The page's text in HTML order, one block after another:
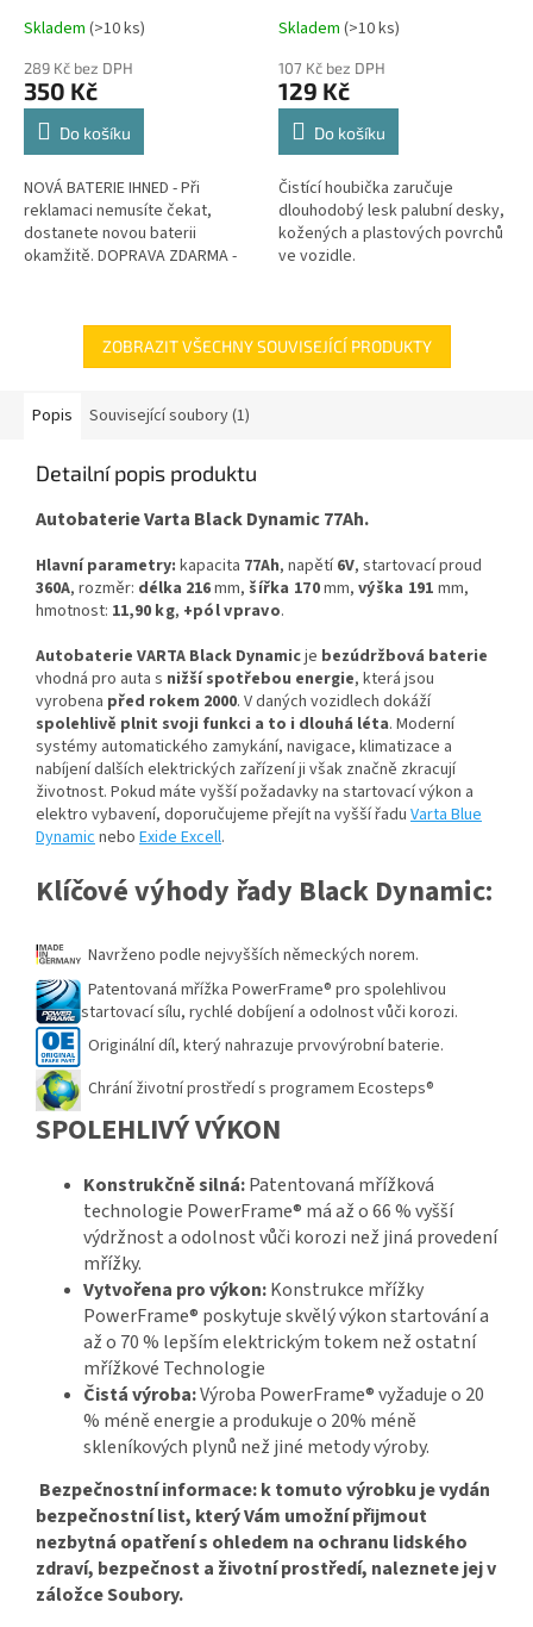
Skladem (>10 ks)
289 Kč bez DPH
350 Kč
Do košíku
NOVÁ BATERIE IHNED - Při
reklamaci nemusíte čekat,
dostanete novou baterii
okamžitě. DOPRAVA ZDARMA -
GARANCE...
Skladem (>10 ks)
107 Kč bez DPH
129 Kč
Do košíku
Čistící houbička zaručuje
dlouhodobý lesk palubní desky,
kožených a plastových povrchů
ve vozidle.
ZOBRAZIT VŠECHNY SOUVISEJÍCÍ PRODUKTY
Popis Související soubory (1)
Detailní popis produktu
Autobaterie Varta Black Dynamic 77Ah.
Hlavní parametry: kapacita 77Ah, napětí6V, startovací proud
360A, rozměr: délka 216mm, šířka 170mm,výška 191 mm,
hmotnost: 11,90 kg, +pól vpravo.
Autobaterie VARTA Black Dynamicje bezúdržbová baterie
vhodná pro auta s nižší spotřebou energie, která jsou
vyrobena před rokem 2000. V daných vozidlech dokáží
spolehlivě plnit svoji funkci a to i dlouhá léta. Moderní
systémy automatického zamykání, navigace, klimatizace a
nabíjení dalších elektrických zařízení ji však značně zkracují
životnost. Pokud máte vyšší požadavky na startovací výkon a
elektro vybavení, doporučujeme přejít na vyšší řadu Varta Blue
Dynamicnebo Exide Excell.
Klíčové výhody řady Black Dynamic:
Navrženo podle nejvyšších německých norem.
Patentovaná mřížka PowerFrame® pro spolehlivou
startovací sílu, rychlé dobíjení a odolnost vůči korozi.
Originální díl, který nahrazuje prvovýrobní baterie.
Chrání životní prostředí s programem Ecosteps®
SPOLEHLIVÝ VÝKON
Konstrukčně silná:Patentovaná mřížková
technologie PowerFrame® má až o 66 % vyšší
výdržnost a odolnost vůči korozi než jiná provedení
mřížky.
Vytvořena pro výkon:Konstrukce mřížky
PowerFrame® poskytuje skvělý výkon startování a
až o 70 % lepším elektrickým tokem než ostatní
mřížkové Technologie
Čistá výroba:Výroba PowerFrame®vyžaduje o 20
% méně energie a produkuje o 20% méně
skleníkových plynů než jiné metody výroby.
Bezpečnostní informace: k tomuto výrobku je vydán
bezpečnostní list, který Vám umožní přijmout
nezbytná opatření s ohledem na ochranu lidského
zdraví, bezpečnost a životní prostředí, naleznete jej v
záložce Soubory.